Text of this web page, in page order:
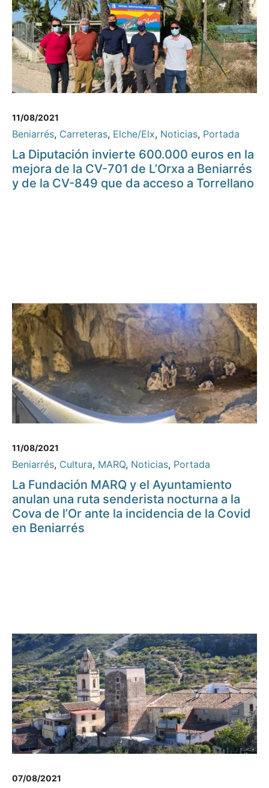
11/08/2021
Beniarrés, Carreteras, Elche/Elx, Noticias, Portada
La Diputación invierte 600.000 euros en la
mejora de la CV-701 de L’Orxa a Beniarrés
y de la CV-849 que da acceso a Torrellano
11/08/2021
Beniarrés, Cultura, MARQ, Noticias, Portada
La Fundación MARQ y el Ayuntamiento
anulan una ruta senderista nocturna a la
Cova de l’Or ante la incidencia de la Covid
en Beniarrés
07/08/2021